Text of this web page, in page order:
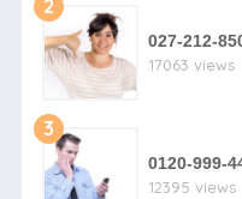
2
027-212-
17063 views
3
0120-999-
12395 views